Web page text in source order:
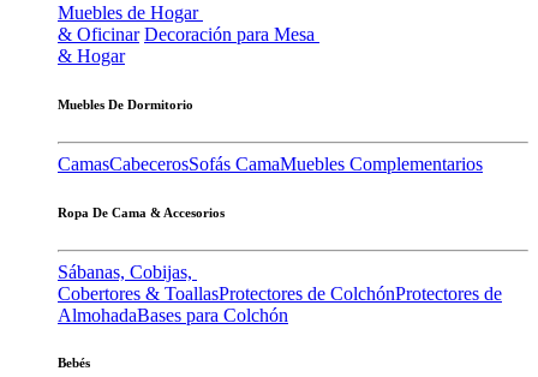
Muebles de Hogar
& Oficinar Decoración para Mesa
& Hogar
Muebles De Dormitorio
CamasCabecerosSofás CamaMuebles Complementarios
Ropa De Cama & Accesorios
Sábanas, Cobijas,
Cobertores & ToallasProtectores de ColchónProtectores de
AlmohadaBases para Colchón
Bebés